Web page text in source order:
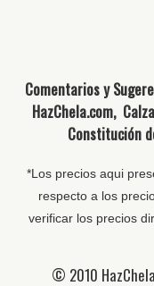
Comentarios y
HazChela.com,
Constitución
*Los precios aqui
respecto a los
verificar los precios
© 2010